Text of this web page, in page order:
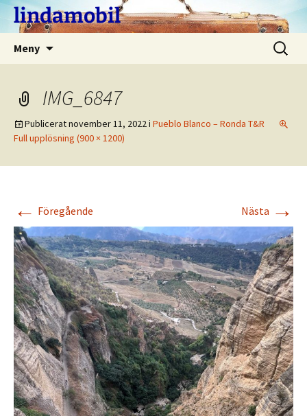
Hoppalindamobil
Meny
Sök
efter:
IMG_6847
Publiceratnovember 11, 2022i Pueblo Blanco – Ronda T&R
Full upplösning (900 × 1200)
← Föregående Nästa →